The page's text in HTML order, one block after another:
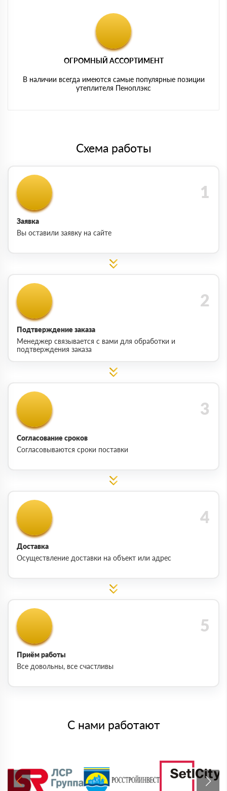
ОГРОМНЫЙ АССОРТИМЕНТ
В наличии всегда имеются самые популярные позиции
утеплителя Пеноплэкс
Схема работы
Заявка
Вы оставили заявку на сайте
Подтверждение заказа
Менеджер связывается с вами для обработки и
подтверждения заказа
Согласование сроков
Согласовываются сроки поставки
Доставка
Осуществление доставки на объект или адрес
Приём работы
Все довольны, все счастливы
С нами работают